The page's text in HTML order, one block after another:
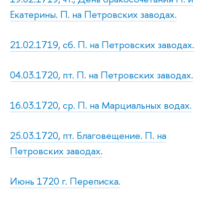
Екатерины. П. на Петровских заводах.
21.02.1719, сб. П. на Петровских заводах.
04.03.1720, пт. П. на Петровских заводах.
16.03.1720, ср. П. на Марциальных водах.
25.03.1720, пт. Благовещение. П. на
Петровских заводах.
Июнь 1720 г. Переписка.